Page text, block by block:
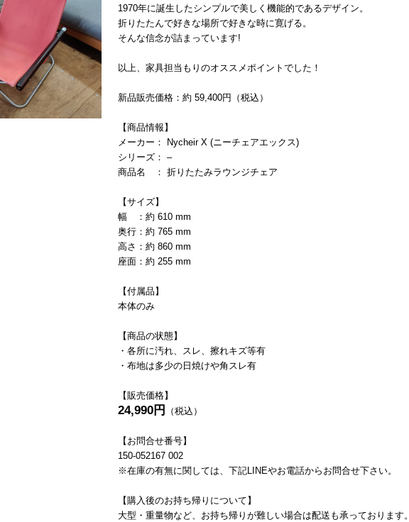
1970年に誕生したシンプルで美しく機能的であるデザイン。
折りたたんで好きな場所で好きな時に寛げる。
そんな信念が詰まっています!
以上、家具担当もりのオススメポイントでした！
新品販売価格：約 59,400円（税込）
【商品情報】
メーカー： Nycheir X (ニーチェアエックス)
シリーズ： –
商品名 ： 折りたたみラウンジチェア
【サイズ】
幅 ：約 610 mm
奥行：約 765 mm
高さ：約 860 mm
座面：約 255 mm
【付属品】
本体のみ
【商品の状態】
・各所に汚れ、スレ、擦れキズ等有
・布地は多少の日焼けや角スレ有
【販売価格】
24,990円 （税込）
【お問合せ番号】
150-052167 002
※在庫の有無に関しては、下記LINEやお電話からお問合せ下さい。
【購入後のお持ち帰りについて】
大型・重量物など、お持ち帰りが難しい場合は配送も承っております。